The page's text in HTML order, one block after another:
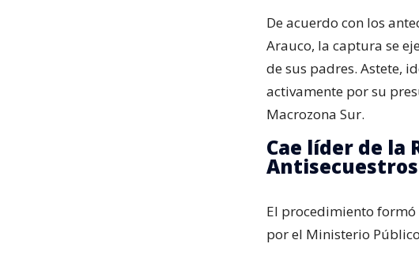
De acuerdo con los
Arauco, la captura se
de sus padres. Astete,
activamente por su
Macrozona Sur.
Cae líder de la
Antisecuestros
El procedimiento
por el Ministerio